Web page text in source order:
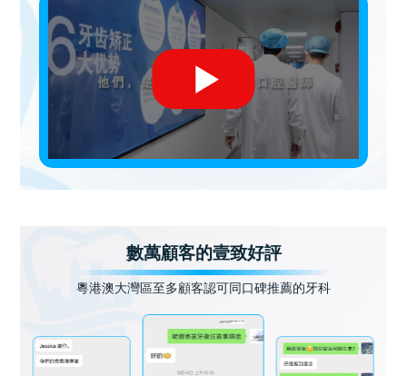
數萬顧客的壹致好評
粵港澳大灣區至多顧客認可同口碑推薦的牙科